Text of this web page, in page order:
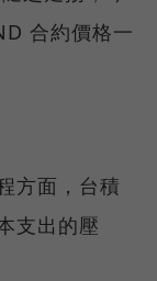
合約價格一
方面，台積
支出的壓